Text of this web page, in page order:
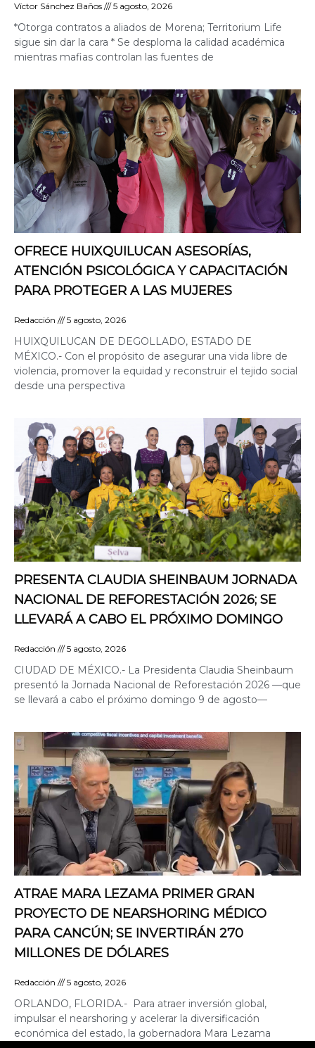
Víctor Sánchez Baños 5 agosto, 2026
*Otorga contratos a aliados de Morena; Territorium Life
sigue sin dar la cara * Se desploma la calidad académica
mientras mafias controlan las fuentes de
OFRECE HUIXQUILUCAN ASESORÍAS,
ATENCIÓN PSICOLÓGICA Y CAPACITACIÓN
PARA PROTEGER A LAS MUJERES
Redacción 5 agosto, 2026
HUIXQUILUCAN DE DEGOLLADO, ESTADO DE
MÉXICO.- Con el propósito de asegurar una vida libre de
violencia, promover la equidad y reconstruir el tejido social
desde una perspectiva
PRESENTA CLAUDIA SHEINBAUM JORNADA
NACIONAL DE REFORESTACIÓN 2026; SE
LLEVARÁ A CABO EL PRÓXIMO DOMINGO
Redacción 5 agosto, 2026
CIUDAD DE MÉXICO.- La Presidenta Claudia Sheinbaum
presentó la Jornada Nacional de Reforestación 2026 —que
se llevará a cabo el próximo domingo 9 de agosto—
ATRAE MARA LEZAMA PRIMER GRAN
PROYECTO DE NEARSHORING MÉDICO
PARA CANCÚN; SE INVERTIRÁN 270
MILLONES DE DÓLARES
Redacción 5 agosto, 2026
ORLANDO, FLORIDA.- Para atraer inversión global,
impulsar el nearshoring y acelerar la diversificación
económica del estado, la gobernadora Mara Lezama